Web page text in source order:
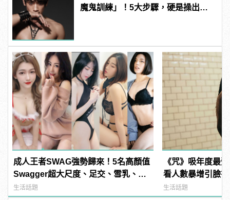
魔鬼訓練」！5大步驟，硬是操出你
成人王者SWAG強勢歸來！5名高顏值
Swagger超大尺度、足交、雪乳、粉
紅海鮮通通有，親自教你人與人的連
生活話題
《咒》吸年度最
看人數暴增引臉
manfashion這樣
生活話題